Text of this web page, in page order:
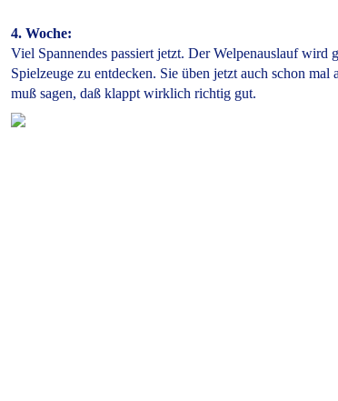
4. Woche:
Viel Spannendes passiert jetzt. Der Welpenauslauf wird
Spielzeuge zu entdecken. Sie üben jetzt auch schon mal
muß sagen, daß klappt wirklich richtig gut.